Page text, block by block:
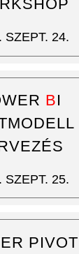
SZEPT. 24.
BI
SZEPT. 25.
PIVOT